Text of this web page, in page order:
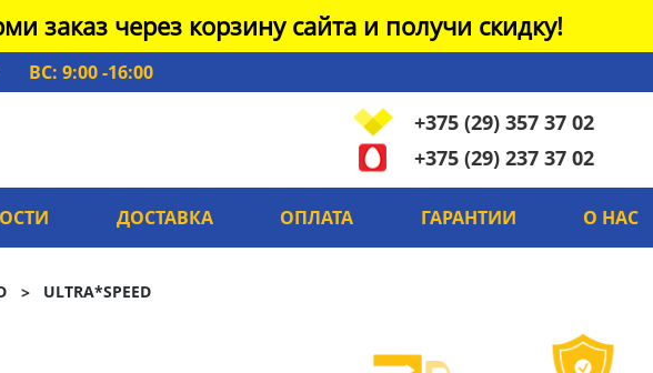
заказ через корзину сайта и получи скидку!
ВС: 9:00 -16:00
+375 (29) 357 37 02
+375 (29) 237 37 02
ДОСТАВКА ОПЛАТА ГАРАНТИИ О НАС
ULTRA*SPEED